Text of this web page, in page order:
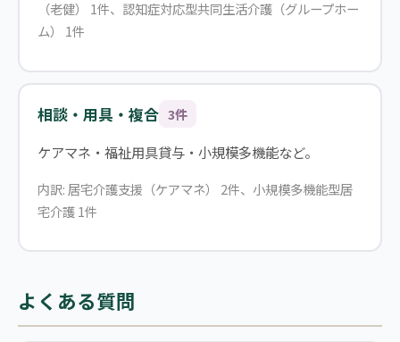
（老健） 1件、認知症対応型共同生活介護（グループホー
ム） 1件
相談・用具・複合 3件
ケアマネ・福祉用具貸与・小規模多機能など。
内訳: 居宅介護支援（ケアマネ） 2件、小規模多機能型居
宅介護 1件
よくある質問